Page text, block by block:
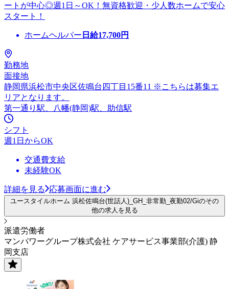
ートが中心◎週1日～OK！無資格歓迎・少人数ホームで安心
スタート！
ホームヘルパー 日給17,700円
勤務地
面接地
静岡県浜松市中央区佐鳴台四丁目15番11 ※こちらは募集エ
リアとなります。
第一通り駅、八幡(静岡)駅、助信駅
シフト
週1日からOK
交通費支給
未経験OK
詳細を見る 応募画面に進む
ユースタイルホーム 浜松佐鳴台(世話人)_GH_非常勤_夜勤02/Giのその
他の求人を見る
派遣労働者
マンパワーグループ株式会社 ケアサービス事業部(介護) 静
岡支店